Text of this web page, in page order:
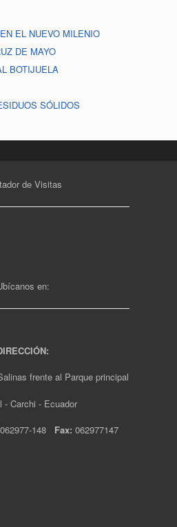
EL NUEVO MILENIO
DE MAYO
BOTIJUELA
SÓLIDOS
de Visitas
en:
frente al Parque principal
- Carchi - Ecuador
148 Fax: 062977147